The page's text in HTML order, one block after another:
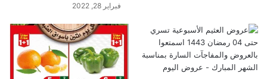
فبراير 28, 2022